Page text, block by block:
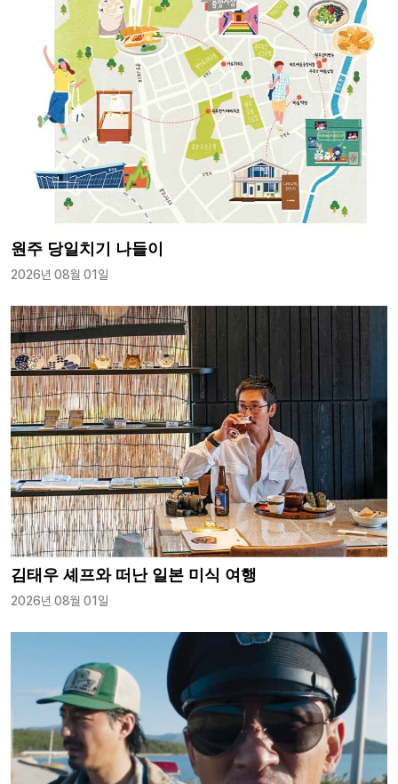
원주 당일치기 나들이
2026년 08월 01일
김태우 셰프와 떠난 일본 미식 여행
2026년 08월 01일